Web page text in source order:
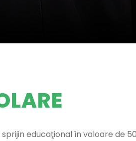
educaţional în valoare de